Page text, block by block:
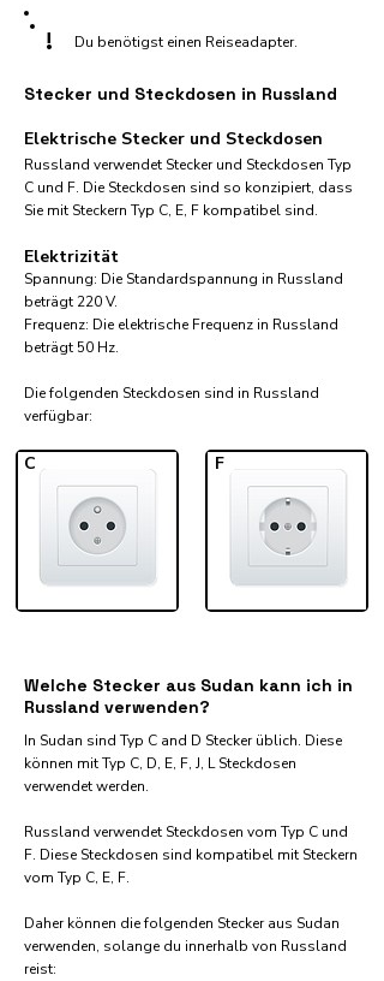
! Du benötigst einen Reiseadapter.
Stecker und Steckdosen in Russland
Elektrische Stecker und Steckdosen
Russland verwendet Stecker und Steckdosen Typ
C und F. Die Steckdosen sind so konzipiert, dass
Sie mit Steckern Typ C, E, F kompatibel sind.
Elektrizität
Spannung: Die Standardspannung in Russland
beträgt 220 V.
Frequenz: Die elektrische Frequenz in Russland
beträgt 50 Hz.
Die folgenden Steckdosen sind in Russland
verfügbar:​
C F
Welche Stecker aus Sudan kann ich in
Russland verwenden?
In Sudan sind Typ C and D Stecker üblich. Diese
können mit Typ C, D, E, F, J, L Steckdosen
verwendet werden.
Russland verwendet Steckdosen vom Typ C und
F. Diese Steckdosen sind kompatibel mit Steckern
vom Typ C, E, F.
Daher können die folgenden Stecker aus Sudan
verwenden, solange du innerhalb von Russland
reist:​